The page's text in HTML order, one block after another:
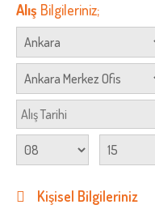
Alış Bilgileriniz;
Kişisel Bilgileriniz